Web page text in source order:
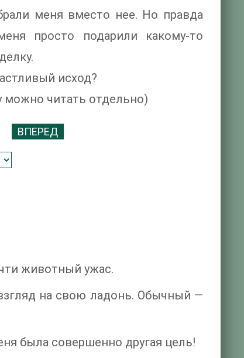
меня вместо нее. Но правда
просто подарили какому-то
исход?
можно читать отдельно)
ВПЕРЕД
животный ужас.
на свою ладонь. Обычный —
была совершенно другая цель!